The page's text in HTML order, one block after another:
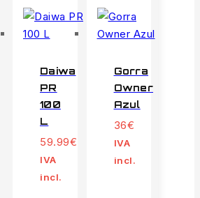
Daiwa
PR
100
L
59.99€
IVA
incl.
Gorra
Owner
Azul
36€
IVA
incl.